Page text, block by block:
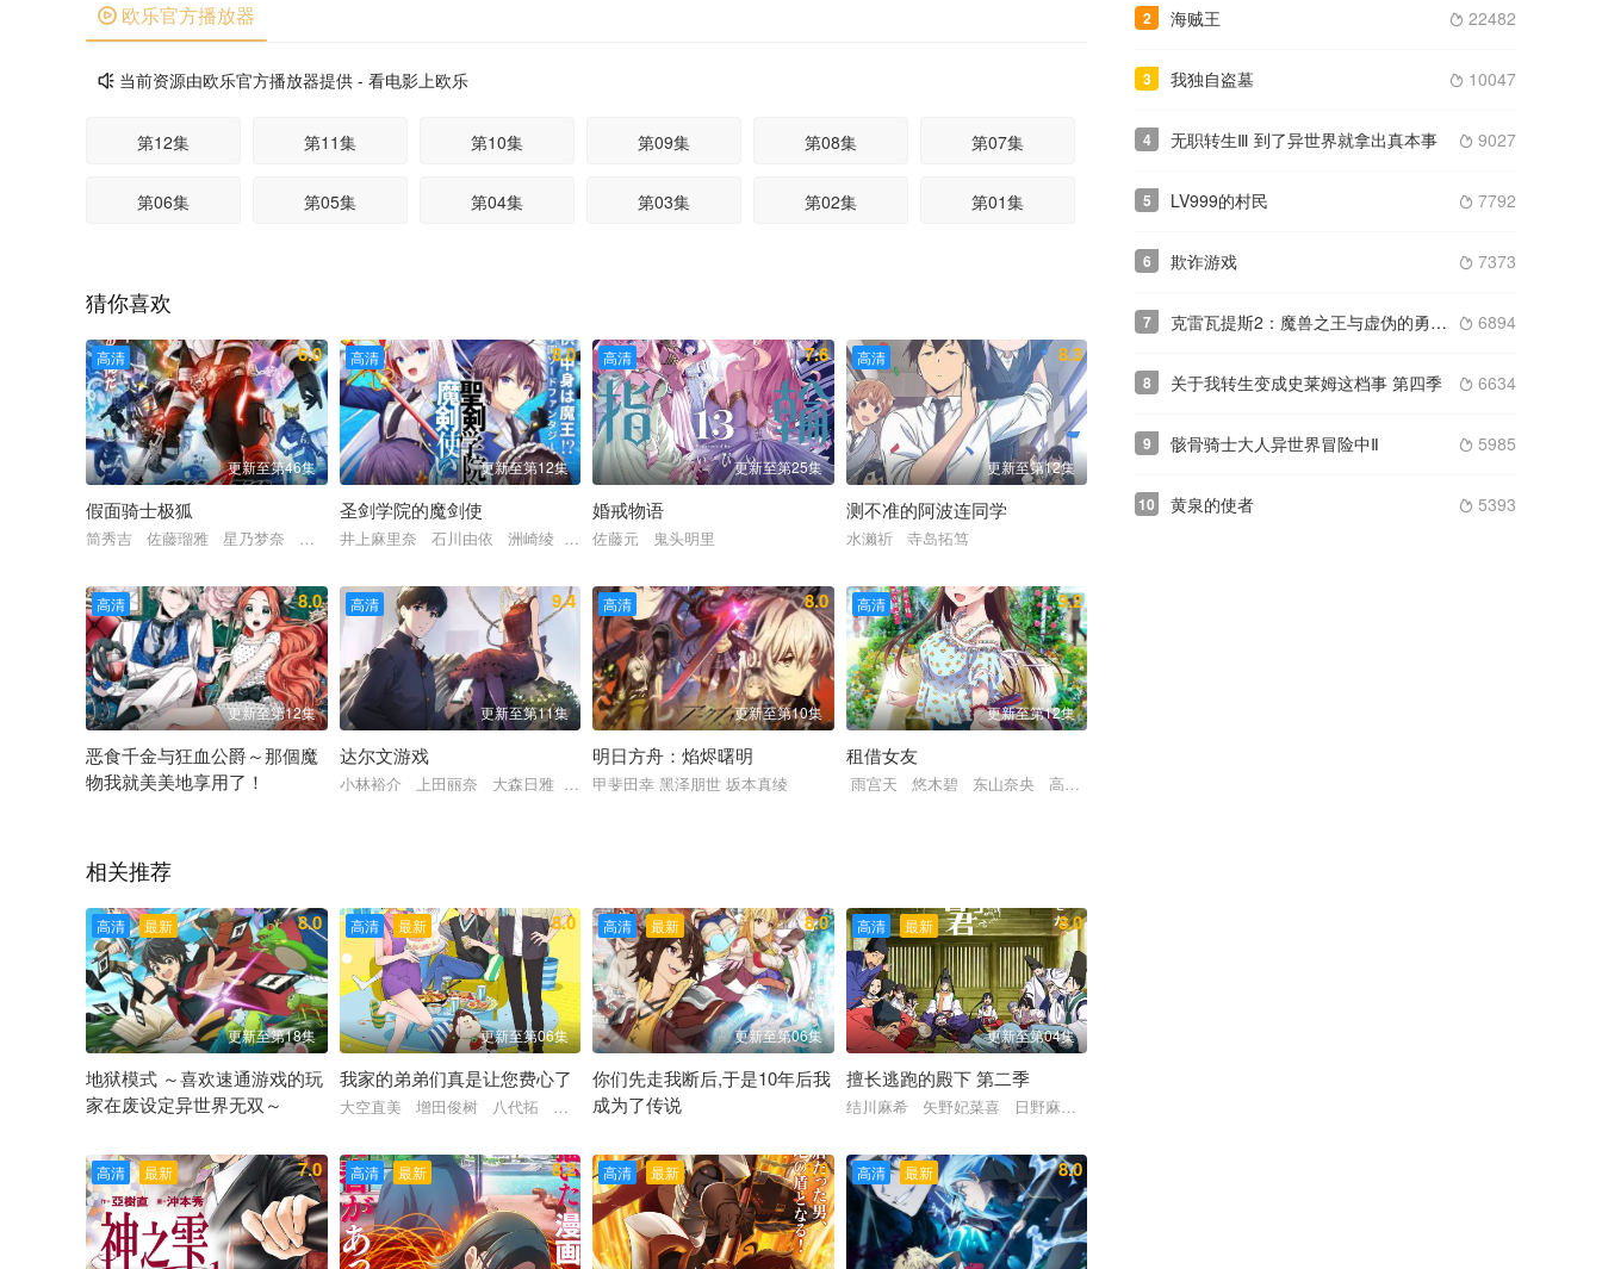
 欧乐官方播放器
 当前资源由欧乐官方播放器提供 - 看电影上欧乐
第12集 第11集 第10集 第09集 第08集 第07集
第06集 第05集 第04集 第03集 第02集 第01集
猜你喜欢
高清 6.0
更新至第46集
假面骑士极狐
简秀吉 佐藤瑠雅 星乃梦奈 杢代和人 青岛心 忍成修吾
高清 8.0
更新至第12集
圣剑学院的魔剑使
井上麻里奈 石川由依 洲崎绫 五十岚裕美 黑木穗乃香
高清 7.6
更新至第25集
婚戒物语
佐藤元 鬼头明里
高清 8.3
更新至第12集
测不准的阿波连同学
水濑祈 寺岛拓笃
高清 8.0
更新至第12集
恶食千金与狂血公爵～那個魔
物我就美美地享用了！
高清 9.4
更新至第11集
达尔文游戏
小林裕介 上田丽奈 大森日雅 八代拓 花守由美里
高清 8.0
更新至第10集
明日方舟：焰烬曙明
甲斐田幸 黑泽朋世 坂本真绫
高清 9.2
更新至第12集
租借女友
雨宫天 悠木碧 东山奈央 高桥李依 堀江瞬
相关推荐
最新
高清 8.0
更新至第18集
地狱模式 ～喜欢速通游戏的玩
家在废设定异世界无双～
最新
高清 8.0
更新至第06集
我家的弟弟们真是让您费心了
大空直美 增田俊树 八代拓 小野贤章 寺泽百花 小野大辅 远藤绫
最新
高清 8.0
更新至第06集
你们先走我断后,于是10年后我
成为了传说
最新
高清 8.0
更新至第04集
擅长逃跑的殿下 第二季
结川麻希 矢野妃菜喜 日野麻里 铃代纱弓 悠木碧 户谷菊之介 中村悠一 小西克幸
最新
高清 7.0 最新
高清 8.2 最新
高清 8.0 最新
高清 8.0
2  22482
海贼王
3  10047
我独自盗墓
4  9027
无职转生Ⅲ 到了异世界就拿出真本事
5  7792
LV999的村民
6  7373
欺诈游戏
7  6894
克雷瓦提斯2：魔兽之王与虚伪的勇者传承
8  6634
关于我转生变成史莱姆这档事 第四季
9  5985
骸骨骑士大人异世界冒险中Ⅱ
10  5393
黄泉的使者